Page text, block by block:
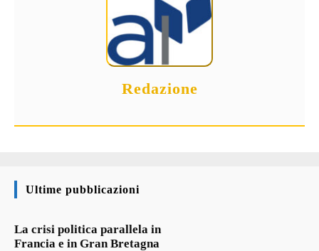
Redazione
Ultime pubblicazioni
La crisi politica parallela in
Francia e in Gran Bretagna